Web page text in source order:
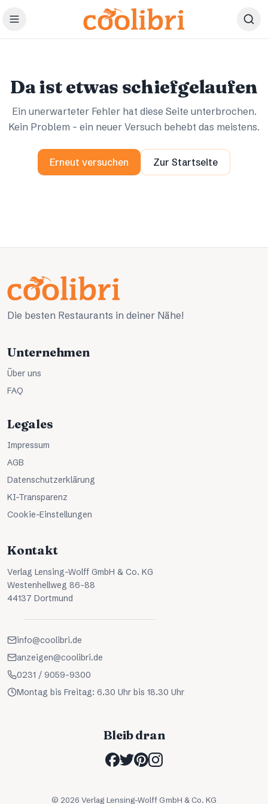
Zum Hauptinhalt springen
Da ist etwas schiefgelaufen
Ein unerwarteter Fehler hat diese Seite unterbrochen.
Kein Problem – ein neuer Versuch behebt das meistens.
Erneut versuchen Zur Startseite
Die besten Restaurants in deiner Nähe!
Unternehmen
Über uns
FAQ
Legales
Impressum
AGB
Datenschutzerklärung
KI-Transparenz
Cookie-Einstellungen
Kontakt
Verlag Lensing-Wolff GmbH & Co. KG
Westenhellweg 86-88
44137 Dortmund
info@coolibri.de
anzeigen@coolibri.de
0231 / 9059-9300
Montag bis Freitag: 6.30 Uhr bis 18.30 Uhr
Bleib dran
© 2026 Verlag Lensing-Wolff GmbH & Co. KG